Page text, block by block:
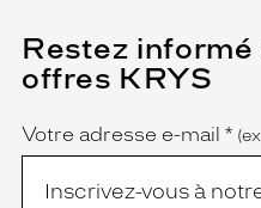
Restez
offres KRYS
Name
Votre adresse e-mail *
(Ce
champ
est